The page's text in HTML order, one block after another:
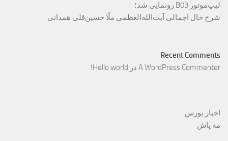
لیپ‌موتور B03 رونمایی شد؛
شرح حال اجمالی آیت‌الله‌العظمی ملّا حسین‌قلی همدانی
Recent Comments
A WordPress Commenter در Hello world!
اخبار بورس
مه پاش